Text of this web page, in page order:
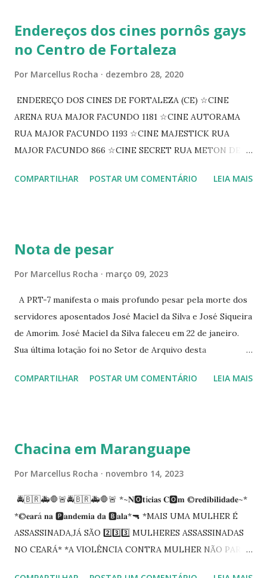
Endereços dos cines pornôs gays
no Centro de Fortaleza
Por Marcellus Rocha dezembro 28, 2020
ENDEREÇO DOS CINES DE FORTALEZA (CE) ☆CINE
ARENA RUA MAJOR FACUNDO 1181 ☆CINE AUTORAMA
RUA MAJOR FACUNDO 1193 ☆CINE MAJESTICK RUA
MAJOR FACUNDO 866 ☆CINE SECRET RUA METON DE
PEIXOTO 1307 ☆CINE IRIS RUA FLORIANO PEIXOTO 1206
☆CINE VIP CLUBE RUA 24 DE MAIO 825 ☆CINE ECLIPSE
COMPARTILHAR POSTAR UM COMENTÁRIO LEIA MAIS
Nota de pesar
Por Marcellus Rocha março 09, 2023
A PRT-7 manifesta o mais profundo pesar pela morte dos
servidores aposentados José Maciel da Silva e José Siqueira
de Amorim. José Maciel da Silva faleceu em 22 de janeiro.
Sua última lotação foi no Setor de Arquivo desta
Siqueira Amorim faleceu em 28 de fevereiro e encerrou a
enquanto atuaram nesta instituição.
COMPARTILHAR POSTAR UM COMENTÁRIO LEIA MAIS
Chacina em Maranguape
Por Marcellus Rocha novembro 14, 2023
🚔🇧🇷🚑🛑🚨🚔🇧🇷🚑🛑🚨 *~𝐍🅾️𝐭í𝐜𝐢𝐚𝐬 𝐂🅾️𝐦 ©️𝐫𝐞𝐝𝐢𝐛𝐢𝐥𝐢𝐝𝐚𝐝𝐞~*
*©️𝐞𝐚𝐫á 𝐧𝐚 🅿️𝐚𝐧𝐝𝐞𝐦𝐢𝐚 𝐝𝐚 🅱️𝐚𝐥𝐚*🔫 *MAIS UMA MULHER É
ASSASSINADA,JÁ SÃO 2️⃣3️⃣3️⃣ MULHERES ASSASSINADAS
NO CEARÁ* *A VIOLÊNCIA CONTRA MULHER NÃO PARA